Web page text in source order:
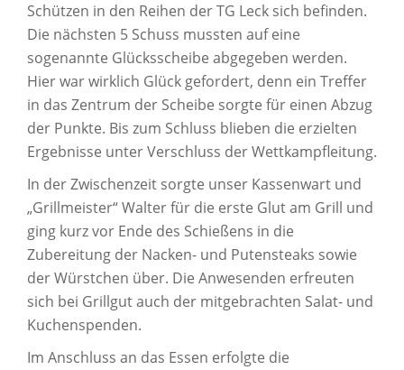
Schützen in den Reihen der TG Leck sich befinden.
Die nächsten 5 Schuss mussten auf eine
sogenannte Glücksscheibe abgegeben werden.
Hier war wirklich Glück gefordert, denn ein Treffer
in das Zentrum der Scheibe sorgte für einen Abzug
der Punkte. Bis zum Schluss blieben die erzielten
Ergebnisse unter Verschluss der Wettkampfleitung.
In der Zwischenzeit sorgte unser Kassenwart und
„Grillmeister“ Walter für die erste Glut am Grill und
ging kurz vor Ende des Schießens in die
Zubereitung der Nacken- und Putensteaks sowie
der Würstchen über. Die Anwesenden erfreuten
sich bei Grillgut auch der mitgebrachten Salat- und
Kuchenspenden.
Im Anschluss an das Essen erfolgte die